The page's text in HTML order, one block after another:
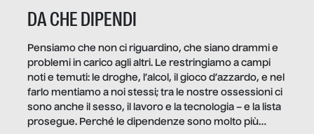
DA CHE DIPENDI
Pensiamo che non ci riguardino, che siano drammi e
problemi in carico agli altri. Le restringiamo a campi
noti e temuti: le droghe, l’alcol, il gioco d’azzardo, e nel
farlo mentiamo a noi stessi; tra le nostre ossessioni ci
sono anche il sesso, il lavoro e la tecnologia – e la lista
prosegue. Perché le dipendenze sono molto più